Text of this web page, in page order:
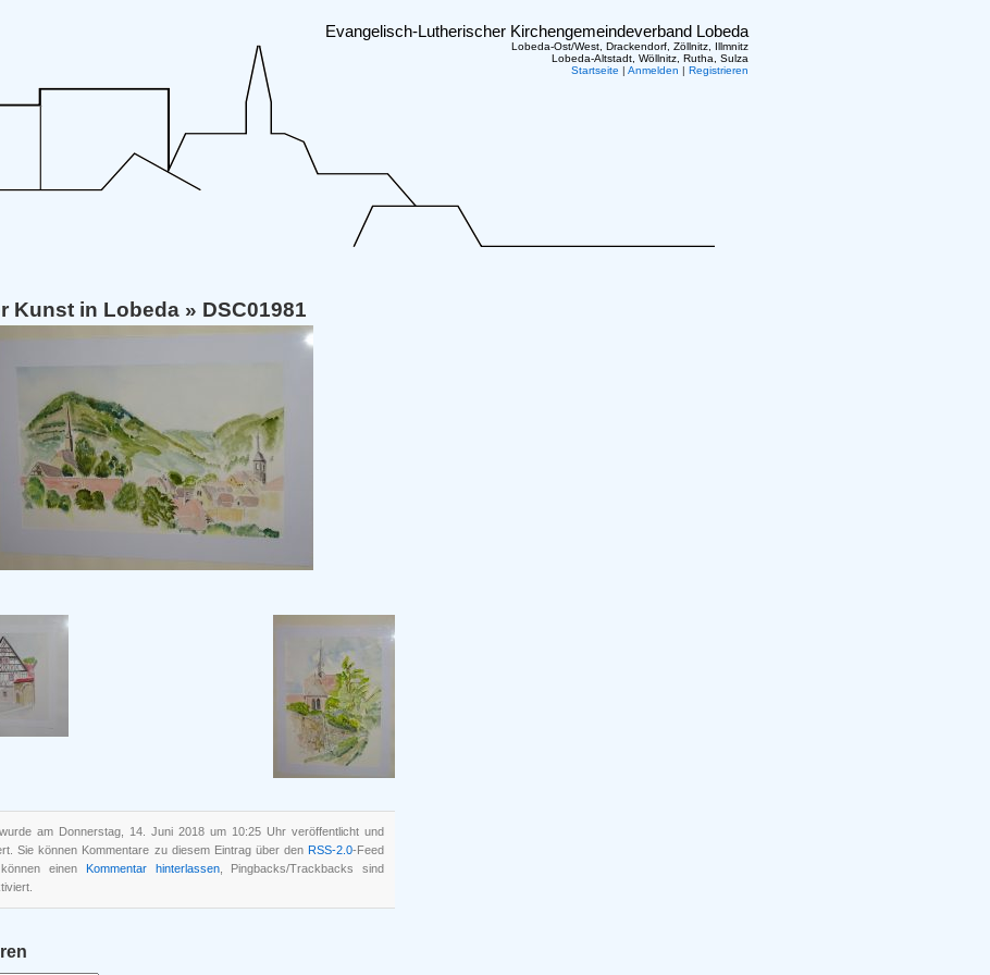
Evangelisch-Lutherischer Kirchengemeindeverband Lobeda
Lobeda-Ost/West, Drackendorf, Zöllnitz, Illmnitz
Lobeda-Altstadt, Wöllnitz, Rutha, Sulza
Startseite | Anmelden | Registrieren
Kunst in Lobeda » DSC01981
am Donnerstag, 14. Juni 2018 um 10:25 Uhr veröffentlicht und
Sie können Kommentare zu diesem Eintrag über den RSS-2.0-Feed
einen Kommentar hinterlassen, Pingbacks/Trackbacks sind